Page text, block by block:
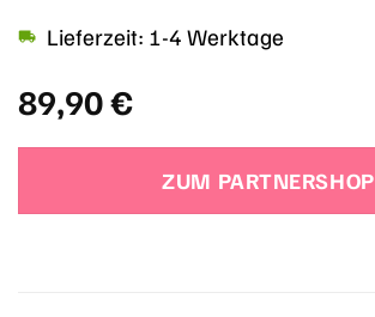
89,90€
Lieferzeit: 1-4 Werktage
ZUM PARTNERSHOP